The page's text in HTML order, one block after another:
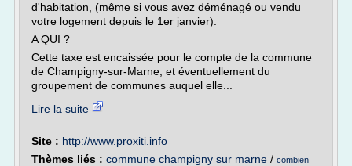
d'habitation, (même si vous avez déménagé ou vendu
votre logement depuis le 1er janvier).
A QUI ?
Cette taxe est encaissée pour le compte de la commune
de Champigny-sur-Marne, et éventuellement du
groupement de communes auquel elle...
Lire la suite
Site : http://www.proxiti.info
Thèmes liés : commune champigny sur marne / combien